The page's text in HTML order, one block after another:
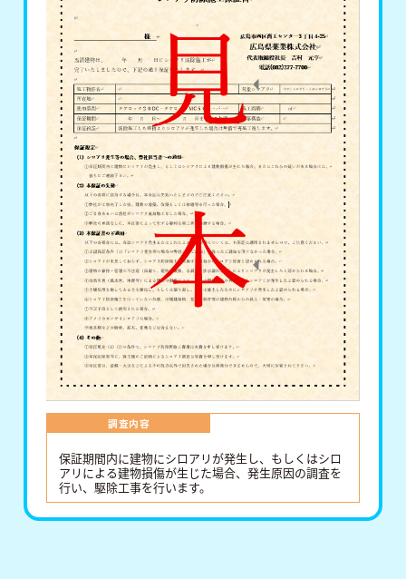
調査内容
保証期間内に建物にシロアリが発生し、もしくはシロ
アリによる建物損傷が生じた場合、発生原因の調査を
行い、駆除工事を行います。